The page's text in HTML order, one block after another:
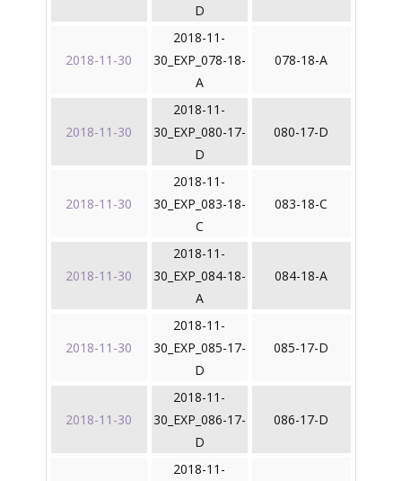
D
2018-11-30
2018-11-
30_EXP_078-18-
A
078-18-A
2018-11-30
2018-11-
30_EXP_080-17-
D
080-17-D
2018-11-30
2018-11-
30_EXP_083-18-
C
083-18-C
2018-11-30
2018-11-
30_EXP_084-18-
A
084-18-A
2018-11-30
2018-11-
30_EXP_085-17-
D
085-17-D
2018-11-30
2018-11-
30_EXP_086-17-
D
086-17-D
2018-11-